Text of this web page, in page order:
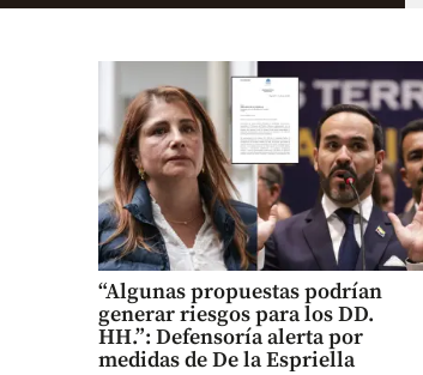
“Algunas propuestas podrían
generar riesgos para los DD.
HH.”: Defensoría alerta por
medidas de De la Espriella